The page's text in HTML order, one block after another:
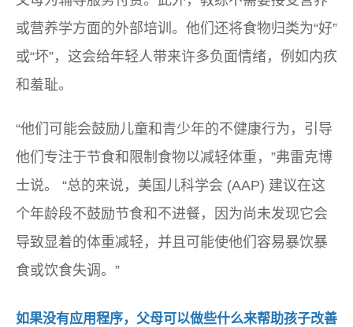
或营养学方面的外部培训。他们还将食物归类为“好”
或“坏”，这会给年轻人带来许多负面情绪，例如内疚
和羞耻。
“他们可能会鼓励儿童和青少年的不健康行为，引导
他们专注于节食和限制食物以减轻体重，”弗雷克博
士说。 “总的来说，美国儿科学会 (AAP) 建议在这
个年龄段不鼓励节食和不进餐，因为尚未发现它会
导致显着的体重减轻，并且可能使他们容易暴饮暴
食或饮食失调。”
如果没有应用程序，父母可以做些什么来帮助孩子改善